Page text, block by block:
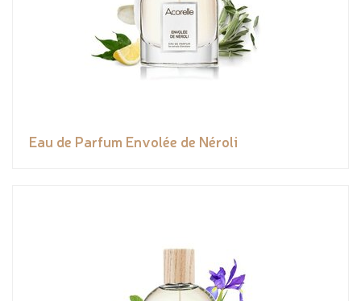
Eau de Parfum Envolée de Néroli